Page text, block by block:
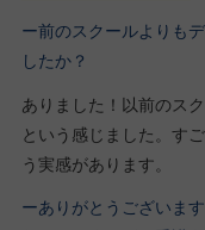
ー前のスクールよりも
したか？
ありました！以前のス
という感じました。す
う実感があります。
ーありがとうございま